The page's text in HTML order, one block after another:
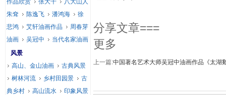
分享文章===
更多
上一篇:中国著名艺术大师吴冠中油画作品《太湖
作品欣赏
张大千
八大山人
朱耷
陈逸飞 潘鸿海
徐
悲鸿
艾轩油画作品
周春芽
油画
吴冠中
当代名家油画
风景
高山、金山油画
古典风景
树林河流
乡村田园景
古
典乡村
高山流水
印象风景